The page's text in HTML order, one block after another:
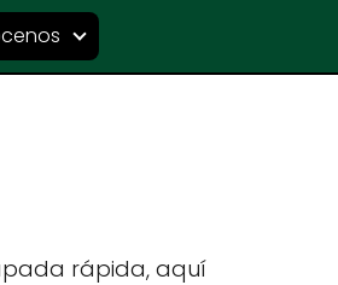
rápida, aquí